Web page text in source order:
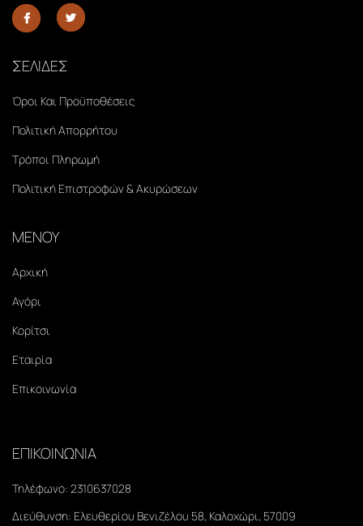
ΣΕΛΙΔΕΣ
Όροι Και Προϋποθέσεις
Πολιτική Απορρήτου
Τρόποι Πληρωμή
Πολιτική Επιστροφών & Ακυρώσεων
ΜΕΝΟΥ
Αρχική
Αγόρι
Κορίτσι
Εταιρία
Επικοινωνία
ΕΠΙΚΟΙΝΩΝΙΑ
Τηλέφωνο: 2310637028
Διεύθυνση: Ελευθερίου Βενιζέλου 58, Καλοχώρι, 57009